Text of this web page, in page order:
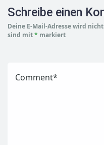
Schreibe einen
Deine E-Mail-Adresse wird
sind mit* markiert